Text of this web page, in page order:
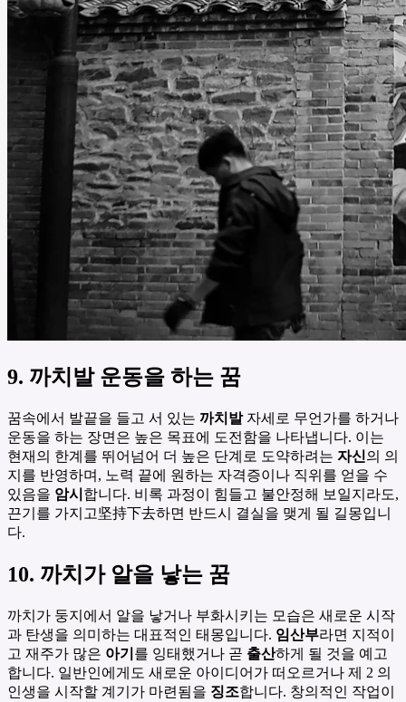
9. 까치발 운동을 하는 꿈
꿈속에서 발끝을 들고 서 있는 까치발자세로 무언가를 하거나
운동을 하는 장면은 높은 목표에 도전함을 나타냅니다. 이는
현재의 한계를 뛰어넘어 더 높은 단계로 도약하려는 자신의 의
지를 반영하며, 노력 끝에 원하는 자격증이나 직위를 얻을 수
있음을 암시 합니다. 비록 과정이 힘들고 불안정해 보일지라도,
끈기를 가지고坚持下去하면 반드시 결실을 맺게 될 길몽입니
다.
10. 까치가 알을 낳는 꿈
까치가 둥지에서 알을 낳거나 부화시키는 모습은 새로운 시작
과 탄생을 의미하는 대표적인 태몽입니다. 임산부라면 지적이
고 재주가 많은 아기 를 잉태했거나 곧 출산하게 될 것을 예고
합니다. 일반인에게도 새로운 아이디어가 떠오르거나 제 2 의
인생을 시작할 계기가 마련됨을 징조합니다. 창의적인 작업이